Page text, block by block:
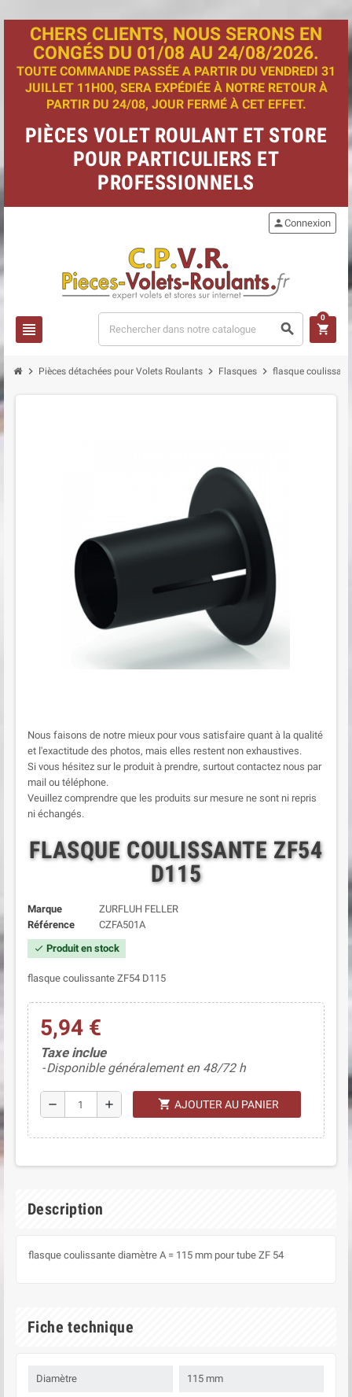
CHERS CLIENTS, NOUS SERONS EN
CONGÉS DU 01/08 AU 24/08/2026.
TOUTE COMMANDE PASSÉE A PARTIR DU VENDREDI 31
JUILLET 11H00, SERA EXPÉDIÉE À NOTRE RETOUR À
PARTIR DU 24/08, JOUR FERMÉ À CET EFFET.
PIÈCES VOLET ROULANT ET STORE
POUR PARTICULIERS ET
PROFESSIONNELS
view_headline search
personConnexion
shopping_cart
0
chevron_right Pièces détachées pour Volets Roulants chevron_right Flasques chevron_right flasque
Nous faisons de notre mieux pour vous satisfaire quant à la qualité
et l'exactitude des photos, mais elles restent non exhaustives.
Si vous hésitez sur le produit à prendre, surtout contactez nous par
mail ou téléphone.
Veuillez comprendre que les produits sur mesure ne sont ni repris
ni échangés.
FLASQUE COULISSANTE ZF54
D115
Marque
ZURFLUH FELLER
Référence
CZFA501A
check Produit en stock
flasque coulissante ZF54 D115
5,94 €
Taxe inclue
Disponible généralement en 48/72 h
remove add shopping_cart AJOUTER AU PANIER
Description
flasque coulissante diamètre A = 115 mm pour tube ZF 54
Fiche technique
Diamètre 115 mm